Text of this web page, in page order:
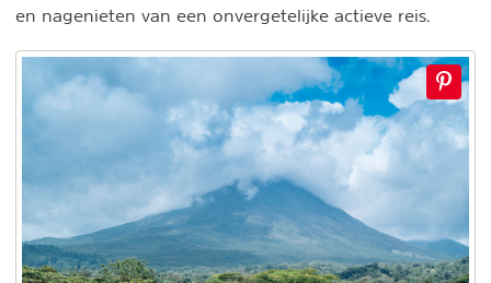
en nagenieten van een onvergetelijke actieve reis.